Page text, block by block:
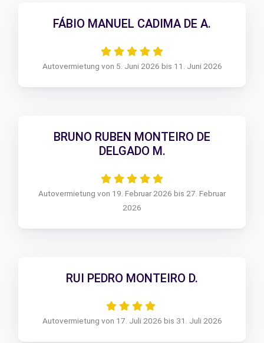
FÁBIO MANUEL CADIMA DE A.
Autovermietung von 5. Juni 2026 bis 11. Juni 2026
BRUNO RUBEN MONTEIRO DE
DELGADO M.
Autovermietung von 19. Februar 2026 bis 27. Februar
2026
RUI PEDRO MONTEIRO D.
Autovermietung von 17. Juli 2026 bis 31. Juli 2026